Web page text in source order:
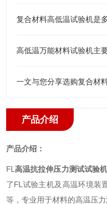
复合材料高低温试验机是
高低温万能材料试验机主
产品介绍
产品介绍：
FL 高温抗拉伸压力测试试验机
了FL 试验主机及高温环境装
等，专业用于材料的高温压